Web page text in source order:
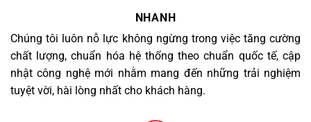
NHANH
Chúng tôi luôn nỗ lực không ngừng trong việc tăng cường
chất lượng, chuẩn hóa hệ thống theo chuẩn quốc tế, cập
nhật công nghệ mới nhằm mang đến những trải nghiệm
tuyệt vời, hài lòng nhất cho khách hàng.